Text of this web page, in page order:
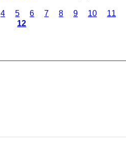
Page
4 Page
5 Page
6 Page
7 Page
8 Page
9 Page
10 Page
11
12